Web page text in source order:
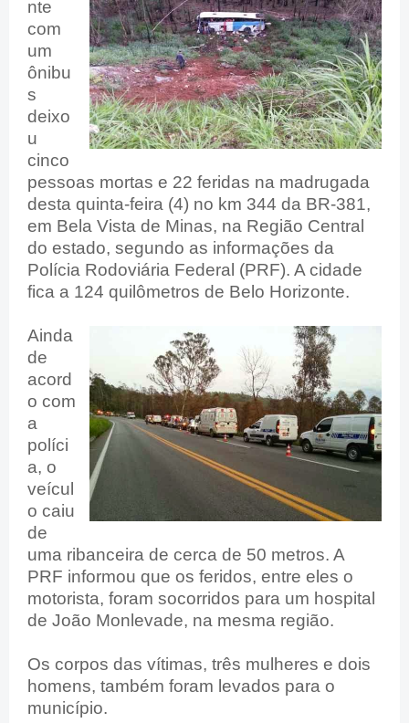
nte
com
um
ônibu
s
deixo
u
cinco
pessoas mortas e 22 feridas na madrugada
desta quinta-feira (4) no km 344 da BR-381,
em Bela Vista de Minas, na Região Central
do estado, segundo as informações da
Polícia Rodoviária Federal (PRF). A cidade
fica a 124 quilômetros de Belo Horizonte.
Ainda
de
acord
o com
a
políci
a, o
veícul
o caiu
de
uma ribanceira de cerca de 50 metros. A
PRF informou que os feridos, entre eles o
motorista, foram socorridos para um hospital
de João Monlevade, na mesma região.
Os corpos das vítimas, três mulheres e dois
homens, também foram levados para o
município.